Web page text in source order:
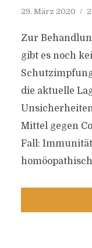
29. März 2020
Zur
gibt es noch
die aktuelle
Mittel gegen
Fall: